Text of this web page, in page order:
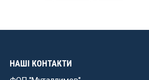
НАШІ КОНТАКТИ